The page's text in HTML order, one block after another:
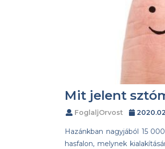
Mit jelent
FoglaljOrvost
Hazánkban nagyjából 15
hasfalon, melynek